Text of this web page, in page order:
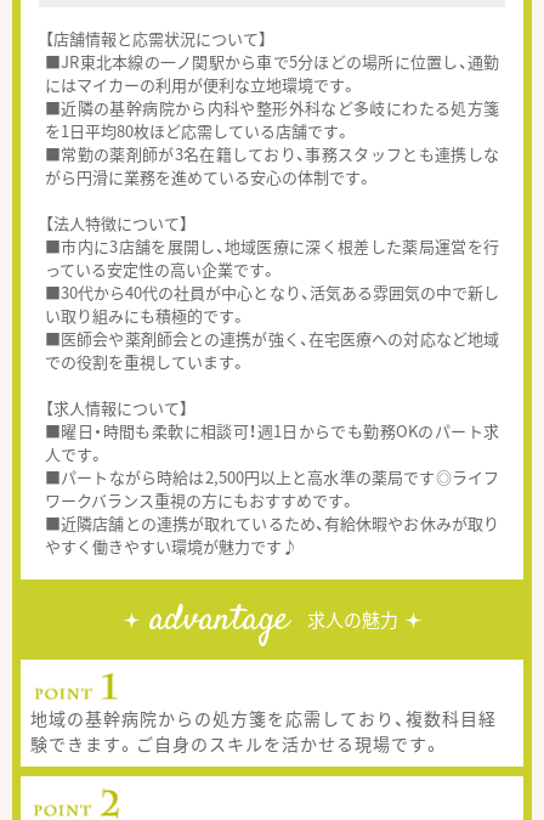
【店舗情報と応需状況について】
■JR東北本線の一ノ関駅から車で5分ほどの場所に位置し、通勤
にはマイカーの利用が便利な立地環境です。
■近隣の基幹病院から内科や整形外科など多岐にわたる処方箋
を1日平均80枚ほど応需している店舗です。
■常勤の薬剤師が3名在籍しており、事務スタッフとも連携しな
がら円滑に業務を進めている安心の体制です。
【法人特徴について】
■市内に3店舗を展開し、地域医療に深く根差した薬局運営を行
っている安定性の高い企業です。
■30代から40代の社員が中心となり、活気ある雰囲気の中で新し
い取り組みにも積極的です。
■医師会や薬剤師会との連携が強く、在宅医療への対応など地域
での役割を重視しています。
【求人情報について】
■曜日・時間も柔軟に相談可！週1日からでも勤務OKのパート求
人です。
■パートながら時給は2,500円以上と高水準の薬局です◎ライフ
ワークバランス重視の方にもおすすめです。
■近隣店舗との連携が取れているため、有給休暇やお休みが取り
やすく働きやすい環境が魅力です♪
advantage 求人の魅力
地域の基幹病院からの処方箋を応需しており、複数科目経
験できます。ご自身のスキルを活かせる現場です。